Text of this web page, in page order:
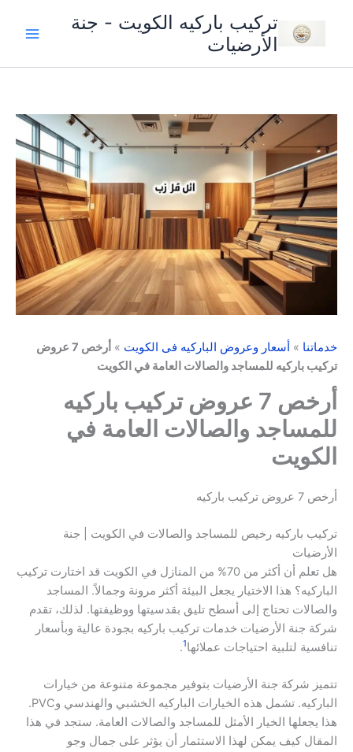
المحتوى
تركيب باركيه الكويت - جنة
الأرضيات
خدماتنا » أسعار وعروض الباركيه فى الكويت »
أرخص 7 عروض
تركيب باركيه للمساجد والصالات العامة في الكويت
أرخص 7 عروض تركيب باركيه
للمساجد والصالات العامة في
الكويت
أرخص 7 عروض تركيب باركيه
تركيب باركيه رخيص للمساجد والصالات في الكويت | جنة
الأرضيات
هل تعلم أن أكثر من 70% من المنازل في الكويت قد اختارت تركيب
الباركيه؟ هذا الاختيار يجعل البيئة أكثر مرونة وجمالاً. المساجد
والصالات تحتاج إلى أسطح تليق بقدسيتها ووظيفتها. لذلك، تقدم
شركة جنة الأرضيات خدمات تركيب باركيه بجودة عالية وبأسعار
تنافسية لتلبية احتياجات عملائها1
.
تتميز شركة جنة الأرضيات بتوفير مجموعة متنوعة من خيارات
الباركيه. تشمل هذه الخيارات الباركيه الخشبي والهندسي وPVC.
هذا يجعلها الخيار الأمثل للمساجد والصالات العامة. ستجد في هذا
المقال كيف يمكن لهذا الاستثمار أن يؤثر على جمال وجو